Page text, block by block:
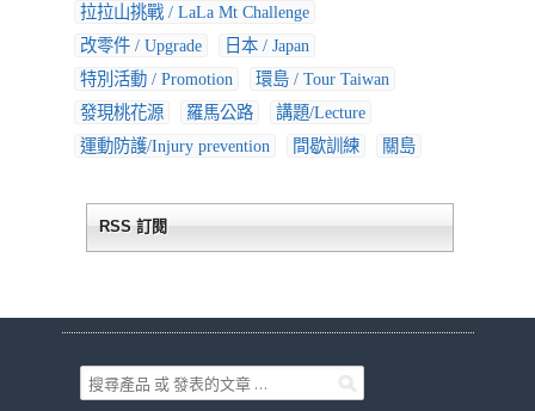
拉拉山挑戰 / LaLa Mt Challenge
改零件 / Upgrade
日本 / Japan
特別活動 / Promotion
環島 / Tour Taiwan
發現桃花源
羅馬公路
講題/Lecture
運動防護/Injury prevention
間歇訓練 關島
RSS 訂閱